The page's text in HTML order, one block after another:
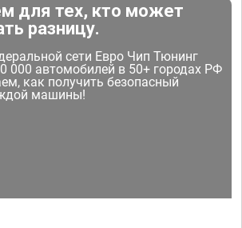
для тех, кто может
разницу.
сети Евро Чип Тюнинг
000 автомобилей в 50+ городах РФ
как получить безопасный
машины!